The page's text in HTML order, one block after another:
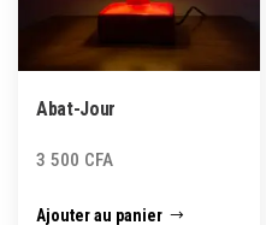
Abat-Jour
3 500 CFA
Ajouter au panier